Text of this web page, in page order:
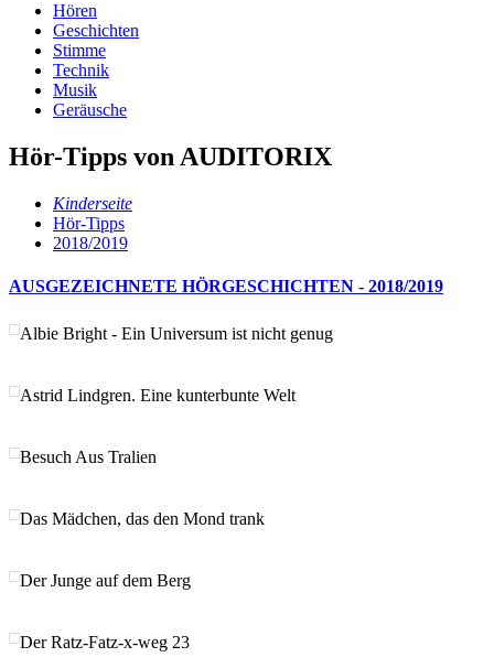
Hören
Geschichten
Stimme
Technik
Musik
Geräusche
Hör-Tipps von AUDITORIX
Kinderseite
Hör-Tipps
2018/2019
AUSGEZEICHNETE HÖRGESCHICHTEN - 2018/2019
Albie Bright - Ein Universum ist nicht genug
Astrid Lindgren. Eine kunterbunte Welt
Besuch Aus Tralien
Das Mädchen, das den Mond trank
Der Junge auf dem Berg
Der Ratz-Fatz-x-weg 23